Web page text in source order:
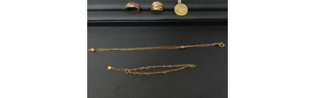
公正な査定を行う買取店の見極め方
アフターサービスが充実しているか確認す